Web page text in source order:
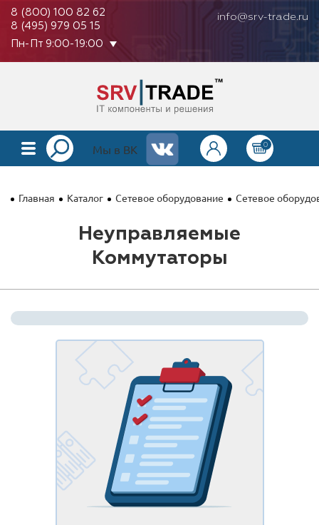
8 (800) 100 82 62
8 (495) 979 05 15
info@srv-trade.ru
Пн-Пт 9:00-19:00
КАТАЛОГ
ОПЛАТА
ГАРАНТИЯ
КОНТАКТЫ
Мы в ВК 0
Главная Каталог Сетевое оборудование Сетевое
Неуправляемые
Коммутаторы